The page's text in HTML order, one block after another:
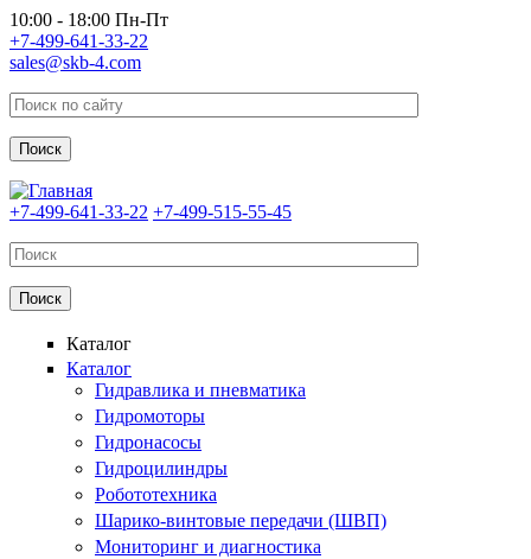
Перейти к основному содержанию
10:00 - 18:00 Пн-Пт
+7-499-641-33-22
sales@skb-4.com
+7-499-641-33-22 +7-499-515-55-45
Каталог
Каталог
Гидравлика и пневматика
Гидромоторы
Гидронасосы
Гидроцилиндры
Робототехника
Шарико-винтовые передачи (ШВП)
Мониторинг и диагностика